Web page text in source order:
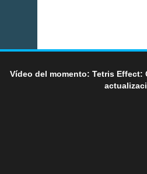
Vídeo del momento: Tetris Effect: